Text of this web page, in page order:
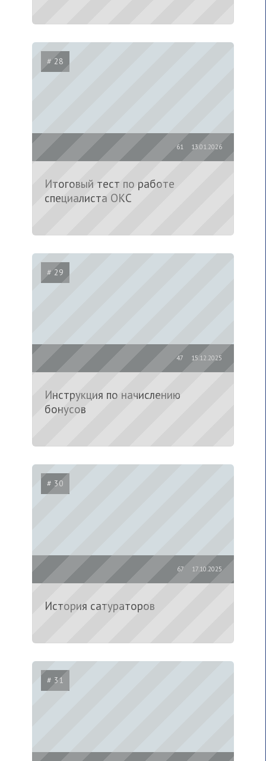
# 28
13.01.2026
61
Итоговый тест по работе
специалиста ОКС
# 29
15.12.2025
47
Инструкция по начислению
бонусов
# 30
17.10.2025
67
История сатураторов
# 31